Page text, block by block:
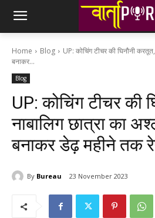
Home Blog
UP: कोचिंग टीचर की घिनौनी
बनाकर...
Blog
UP: कोचिंग टीचर की
नाबालिग छात्रा का
बनाकर डेढ़ महीने तक
By Bureau 23 November 2023